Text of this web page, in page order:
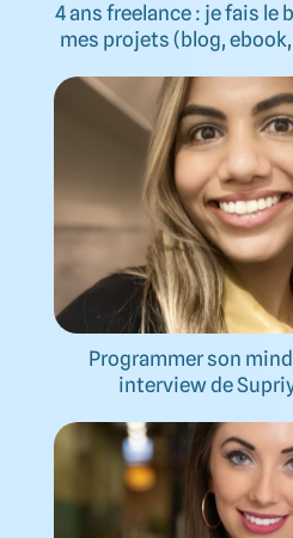
4 ans freelance : je fais le
mes projets (blog,
Programmer son
interview de